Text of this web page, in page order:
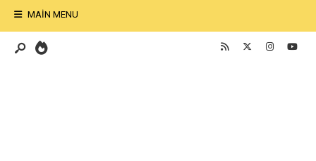
MAIN MENU